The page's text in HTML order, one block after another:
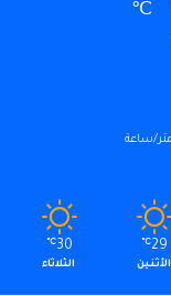
℃
29
℃
الأثنين
30
℃
الثلاثاء